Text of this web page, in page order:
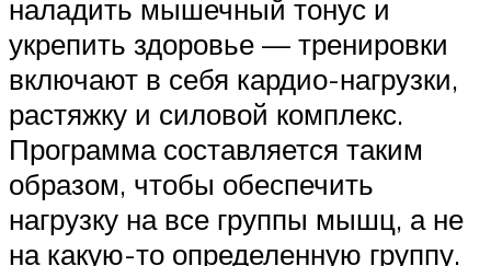
наладить мышечный тонус и
укрепить здоровье — тренировки
включают в себя кардио-нагрузки,
растяжку и силовой комплекс.
Программа составляется таким
образом, чтобы обеспечить
нагрузку на все группы мышц, а не
на какую-то определенную группу.